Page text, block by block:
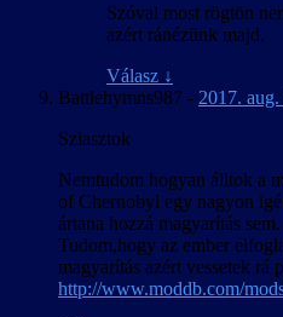
Szóval most rögtön
azért ránézünk majd.
Válasz ↓
Battlehymns987 - 2017.
Sziasztok
Nemtudom hogyan álltok a
of Chernobyl egy nagyon
ártana hozzá magyarítás sem.
Tudom,hogy az ember
magyarítás azért vessetek rá
http://www.moddb.com/